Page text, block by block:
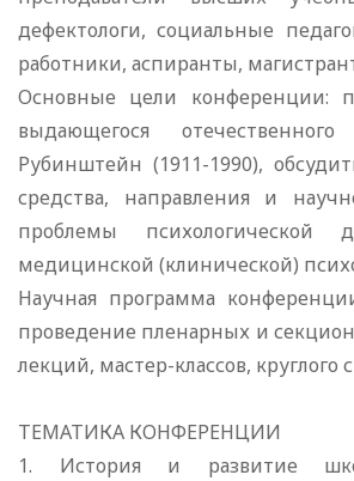
дефектологи, социальные
работники, аспиранты,
Основные цели конференции:
выдающегося
Рубинштейн (1911-1990),
средства, направления и
проблемы психологической
медицинской (клинической)
Научная программа
проведение пленарных и
лекций, мастер-классов, круглого
ТЕМАТИКА КОНФЕРЕНЦИИ
1. История и развитие